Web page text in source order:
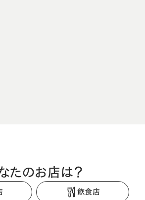
たのお店は？
飲食店